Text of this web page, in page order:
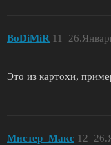
BoDiMiR 11
Это из картохи,
Мистер_Макс 12